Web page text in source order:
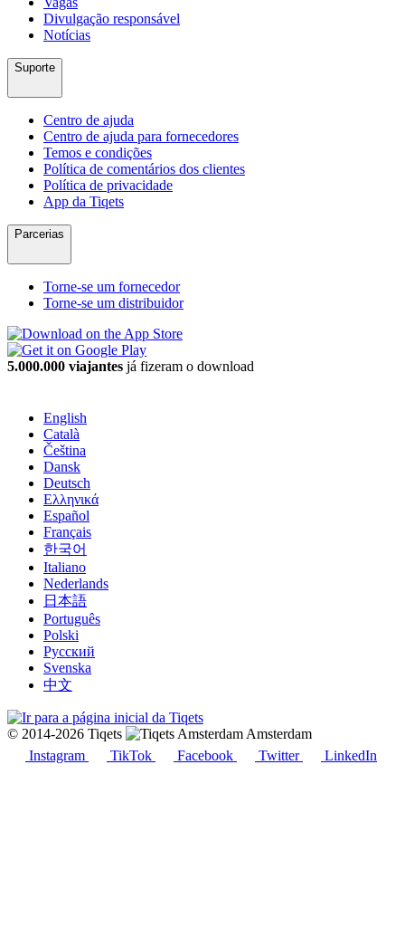
Divulgação responsável
Notícias
Suporte
Centro de ajuda
Centro de ajuda para fornecedores
Temos e condições
Política de comentários dos clientes
Política de privacidade
App da Tiqets
Parcerias
Torne-se um fornecedor
Torne-se um distribuidor
5.000.000 viajantes já fizeram o download
English
Català
Čeština
Dansk
Deutsch
Ελληνικά
Español
Français
한국어
Italiano
Nederlands
日本語
Português
Polski
Русский
Svenska
中文
© 2014-2026 Tiqets
Amsterdam
Instagram
TikTok Facebook Twitter LinkedIn